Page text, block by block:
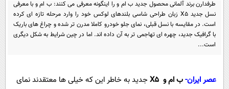
سرگرمی
فناوری
محیط زیست
پیامک
روانشناسی
طرفدارن برند آلمانی محصول جدید ب ام و را اینگونه معرفی می کنند: ب ام و با معرفی
نسل جدید X5 زبان طراحی شاسی بلندهای لوکس خود را وارد مرحله تازه ای کرده
است. در مقایسه با نسل قبلی، نمای جلو خودرو کاملا مدرن تر شده و چراغ های باریک
با گرافیک جدید، چهره ای تهاجمی تر به آن داده اند. اما در چین شرایط به شکل دیگری
است...
عصر ایران-ب ام و X5
جدید به خاطر این که خیلی ها معتقدند نمای